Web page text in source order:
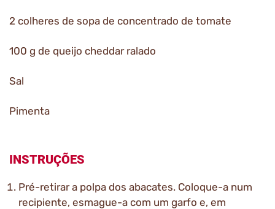
2 colheres de sopa de concentrado de tomate
100 g de queijo cheddar ralado
Sal
Pimenta
INSTRUÇÕES
Pré-retirar a polpa dos abacates. Coloque-a num
recipiente, esmague-a com um garfo e, em